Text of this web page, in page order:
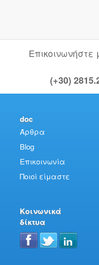
(+30)
doc
Άρθρα
Blog
Επικοινωνία
Ποιοί είμαστε
Κοινωνικά
δίκτυα